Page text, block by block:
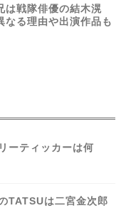
は戦隊俳優の結木滉
なる理由や出演作品も
ーティッカーは何
TATSUは二宮金次郎